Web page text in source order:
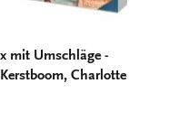
mit Umschläge -
Charlotte